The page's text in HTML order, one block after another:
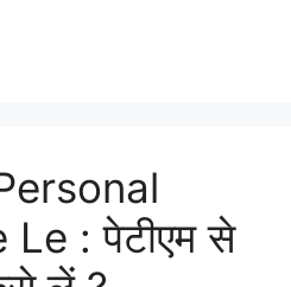
: पेटीएम से